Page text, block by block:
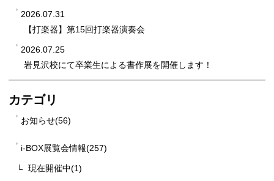
2026.07.31
【打楽器】第15回打楽器演奏会
2026.07.25
岩見沢校にて卒業生による書作展を開催します！
カテゴリ
お知らせ(56)
i-BOX展覧会情報(257)
現在開催中(1)